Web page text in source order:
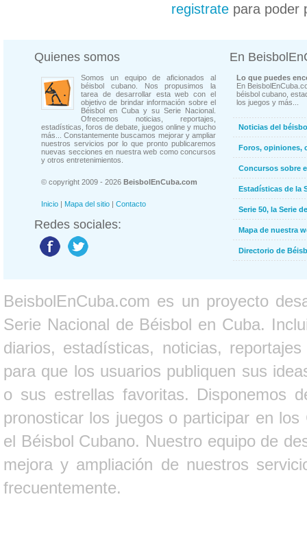
registrate para poder
Quienes somos
Somos un equipo de aficionados al
béisbol cubano. Nos propusimos la
tarea de desarrollar esta web con el
objetivo de brindar información sobre el
Béisbol en Cuba y su Serie Nacional.
Ofrecemos noticias, reportajes,
estadísticas, foros de debate, juegos online y mucho
más... Constantemente buscamos mejorar y ampliar
nuestros servicios por lo que pronto publicaremos
nuevas secciones en nuestra web como concursos
y otros entretenimientos.
© copyright 2009 - 2026 BeisbolEnCuba.com
Inicio | Mapa del sitio | Contacto
Redes sociales:
En
Lo que puedes
En
béisbol cubano,
los juegos y más...
Noticias del
Foros, opiniones,
Concursos sobre
Estadísticas de la
Serie 50, la Serie
Mapa de nuestra
Directorio de
BeisbolEnCuba.com es un proyecto
Serie Nacional de Béisbol en Cuba.
diarios, estadísticas, noticias,
para que los usuarios publiquen sus
o sus estrellas favoritas. Disponemos
pronosticar los juegos o participar en
el Béisbol Cubano. Nuestro equipo de
mejora y ampliación de nuestros
frecuentemente.